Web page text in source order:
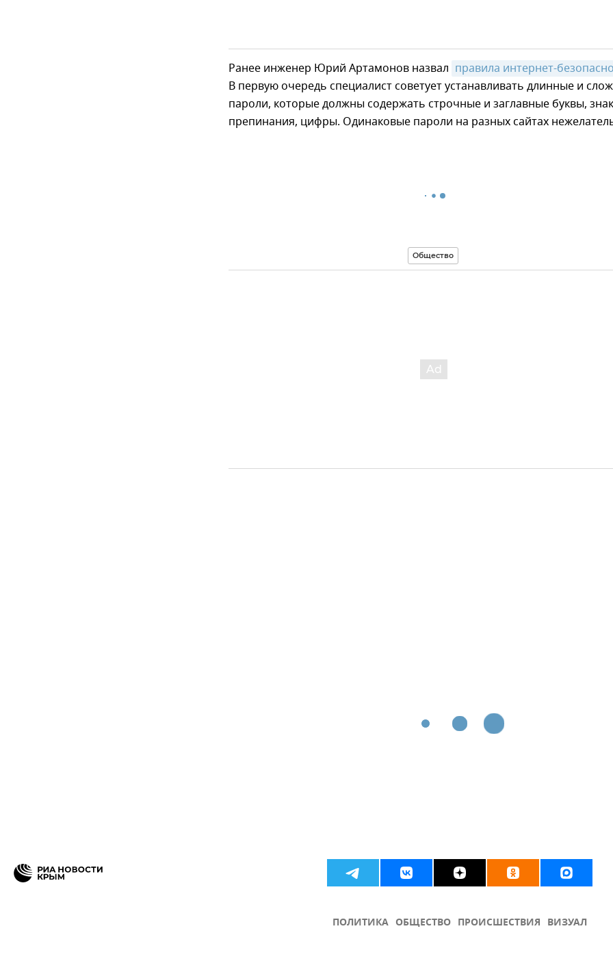
Ранее инженер Юрий Артамонов назвал правила интернет-
В первую очередь специалист советует устанавливать длинные и
пароли, которые должны содержать строчные и заглавные буквы,
препинания, цифры. Одинаковые пароли на разных сайтах
Общество
ПОЛИТИКА ОБЩЕСТВО ПРОИСШЕСТВИЯ ВИЗУАЛ